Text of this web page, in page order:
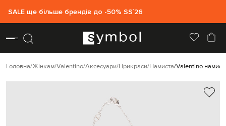
SALE ще більше брендів до -50% SS`26
Головна Жінкам Valentino Аксесуари Прикраси Намиста Valentino